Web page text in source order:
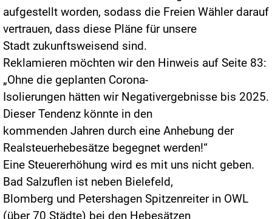
aufgestellt worden, sodass die Freien Wähler darauf
vertrauen, dass diese Pläne für unsere
Stadt zukunftsweisend sind.
Reklamieren möchten wir den Hinweis auf Seite 83:
„Ohne die geplanten Corona-
Isolierungen hätten wir Negativergebnisse bis 2025.
Dieser Tendenz könnte in den
kommenden Jahren durch eine Anhebung der
Realsteuerhebesätze begegnet werden!“
Eine Steuererhöhung wird es mit uns nicht geben.
Bad Salzuflen ist neben Bielefeld,
Blomberg und Petershagen Spitzenreiter in OWL
(über 70 Städte) bei den Hebesätzen